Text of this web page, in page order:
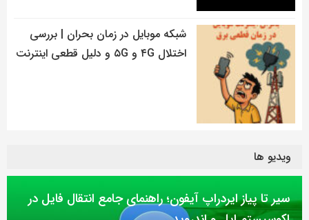
شبکه موبایل در زمان بحران | بررسی
اختلال ۴G و ۵G و دلیل قطعی اینترنت
ویدیو ها
سیر تا پیاز ایردراپ آیفون؛ راهنمای جامع انتقال فایل در